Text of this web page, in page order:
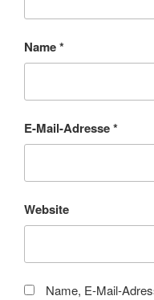
Name*
E-Mail-Adresse*
Website
Name, E-Mail-